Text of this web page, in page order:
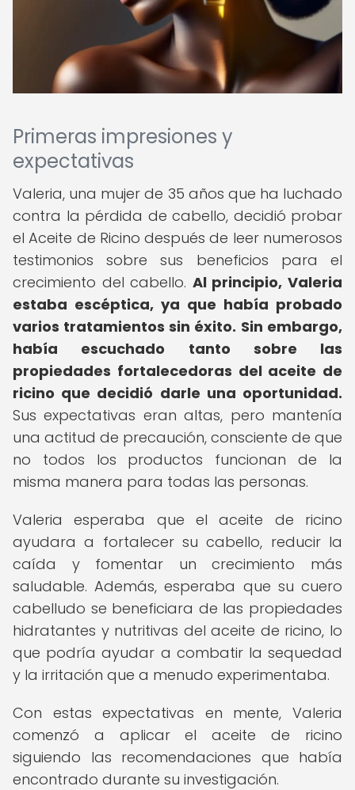
Primeras impresiones y
expectativas
Valeria, una mujer de 35 años que ha luchado
contra la pérdida de cabello, decidió probar
el Aceite de Ricino después de leer numerosos
testimonios sobre sus beneficios para el
crecimiento del cabello. Al principio, Valeria
estaba escéptica, ya que había probado
varios tratamientos sin éxito. Sin embargo,
había escuchado tanto sobre las
propiedades fortalecedoras del aceite de
ricino que decidió darle una oportunidad.
Sus expectativas eran altas, pero mantenía
una actitud de precaución, consciente de que
no todos los productos funcionan de la
misma manera para todas las personas.
Valeria esperaba que el aceite de ricino
ayudara a fortalecer su cabello, reducir la
caída y fomentar un crecimiento más
saludable. Además, esperaba que su cuero
cabelludo se beneficiara de las propiedades
hidratantes y nutritivas del aceite de ricino, lo
que podría ayudar a combatir la sequedad
y la irritación que a menudo experimentaba.
Con estas expectativas en mente, Valeria
comenzó a aplicar el aceite de ricino
siguiendo las recomendaciones que había
encontrado durante su investigación.